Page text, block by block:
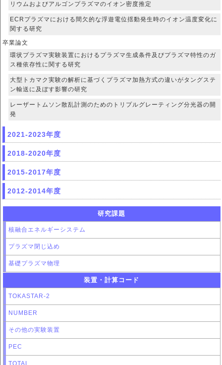
リウムおよびアルゴンプラズマのイオン密度推定
ECRプラズマにおける間欠的な浮遊電位揺動発生時のイオン温度変化に
関する研究
卒業論文
環状プラズマ実験装置におけるプラズマ生成条件及びプラズマ特性のガ
ス種依存性に関する研究
大型トカマク実験の解析に基づくプラズマ加熱方式の違いがタングステ
ン輸送に及ぼす影響の研究
レーザートムソン散乱計測のためのトリプルグレーティング分光器の開
発
2021-2023年度
2018-2020年度
2015-2017年度
2012-2014年度
研究課題
核融合エネルギーシステム
プラズマ閉じ込め
基礎プラズマ物理
装置・計算コード
TOKASTAR-2
NUMBER
その他の実験装置
PEC